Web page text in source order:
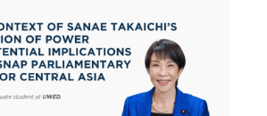
Переход к новому
усилением дискуссий